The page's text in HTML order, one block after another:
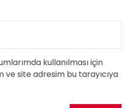
kullanılması için
ve site adresim bu tarayıcıya